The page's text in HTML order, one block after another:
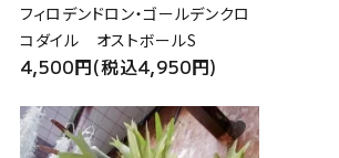
フィロデンドロン・ゴールデンクロ
コダイル オストボールS
4,500円(税込4,950円)
favorite